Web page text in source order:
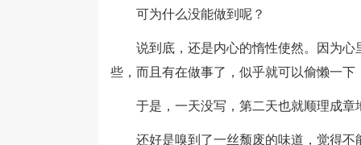
可为什么没能做到呢？
说到底，还是内心的惰性使然。因为心
些，而且有在做事了，似乎就可以偷懒一下
于是，一天没写，第二天也就顺理成章
还好是嗅到了一丝颓废的味道，觉得不